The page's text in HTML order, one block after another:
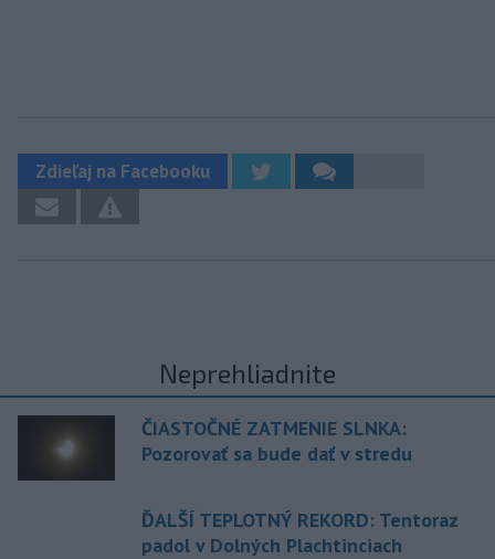
Zdieľaj na Facebooku
Neprehliadnite
ČIASTOČNÉ ZATMENIE SLNKA:
Pozorovať sa bude dať v stredu
ĎALŠÍ TEPLOTNÝ REKORD: Tentoraz
padol v Dolných Plachtinciach